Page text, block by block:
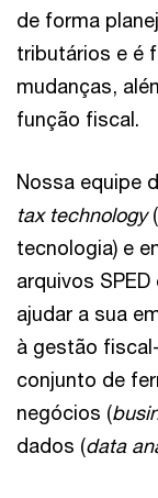
de forma
tributários e é
mudanças,
função fiscal.
Nossa equipe
tax technology(
tecnologia) e
arquivos
ajudar a sua
à gestão
conjunto de
negócios (
dados (data